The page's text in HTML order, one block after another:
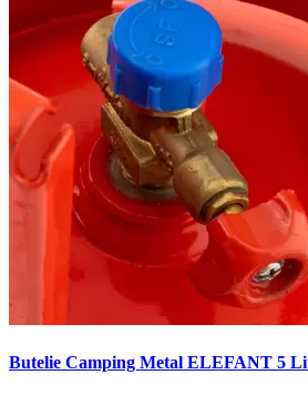
Butelie Camping Metal ELEFANT 5